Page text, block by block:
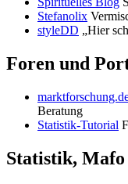
Stefanolix
styleDD „Hier
Foren und
Beratung
Statistik-Tutorial
Statistik,